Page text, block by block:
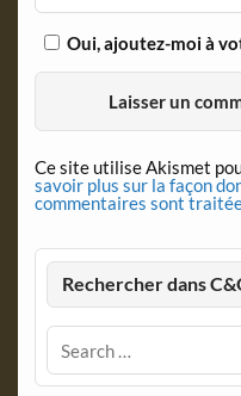
Oui, ajoutez-moi à
Ce site utilise Akismet
savoir plus sur la façon
commentaires sont
Rechercher dans